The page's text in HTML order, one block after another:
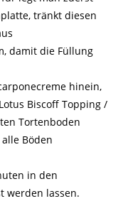
tränkt diesen
damit die Füllung
hinein,
Biscoff Topping /
Tortenboden
Böden
in den
werden lassen.